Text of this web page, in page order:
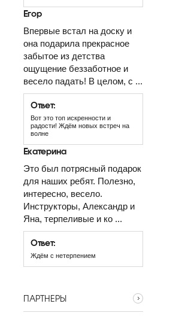
Егор
Впервые встал на доску и
она подарила прекрасное
забытое из детства
ощущение беззаботное и
весело падать! В целом, с ...
Ответ:
Вот это топ искренности и
радости! Ждём новых встреч на
волне
Екатерина
Это был потрясный подарок
для наших ребят. Полезно,
интересно, весело.
Инструкторы, Александр и
Яна, терпеливые и ко ...
Ответ:
Ждём с нетерпением
ПАРТНЕРЫ